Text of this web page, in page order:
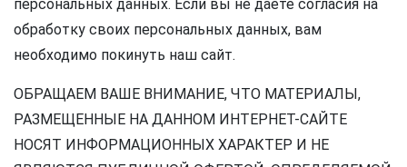
персональных данных. Если вы не даете согласия на
обработку своих персональных данных, вам
необходимо покинуть наш сайт.
ОБРАЩАЕМ ВАШЕ ВНИМАНИЕ, ЧТО МАТЕРИАЛЫ,
РАЗМЕЩЕННЫЕ НА ДАННОМ ИНТЕРНЕТ-САЙТЕ
НОСЯТ ИНФОРМАЦИОННЫХ ХАРАКТЕР И НЕ